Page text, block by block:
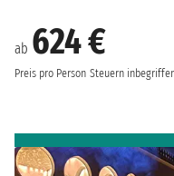
ab 624 €
Preis pro Person Steuern